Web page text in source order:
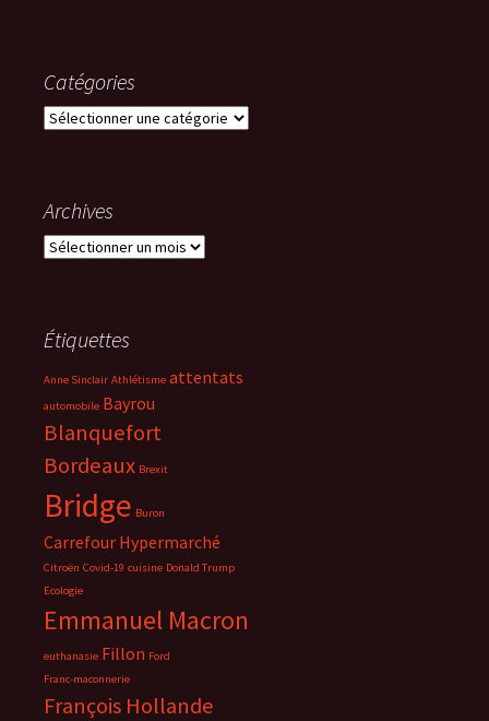
Catégories
Catégories
Archives
Archives
Étiquettes
Anne Sinclair Athlétisme attentats
automobile Bayrou
Blanquefort
Bordeaux Brexit
Bridge Buron
Carrefour Hypermarché
Citroën Covid-19 cuisine Donald Trump
Ecologie
Emmanuel Macron
euthanasie Fillon Ford
Franc-maconnerie
François Hollande